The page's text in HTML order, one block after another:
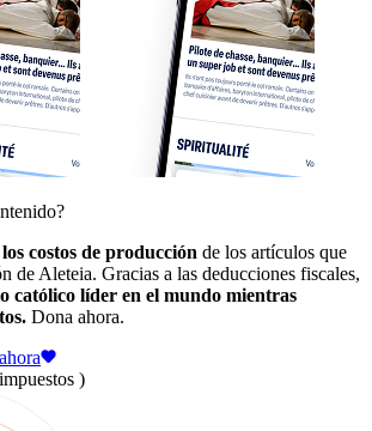
costos de producción de los artículos que
de Aleteia. Gracias a las deducciones fiscales,
católico líder en el mundo mientras
Dona ahora.
)